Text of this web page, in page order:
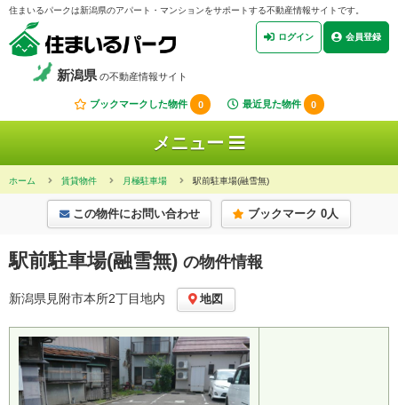
住まいるパークは新潟県のアパート・マンションをサポートする不動産情報サイトです。
新潟県の不動産情報サイト
ログイン 会員登録
ブックマークした物件 0 最近見た物件 0
メニュー
ホーム 賃貸物件 月極駐車場 駅前駐車場(融雪無)
この物件にお問い合わせ ブックマーク 0人
駅前駐車場(融雪無) の物件情報
新潟県見附市本所2丁目地内 地図